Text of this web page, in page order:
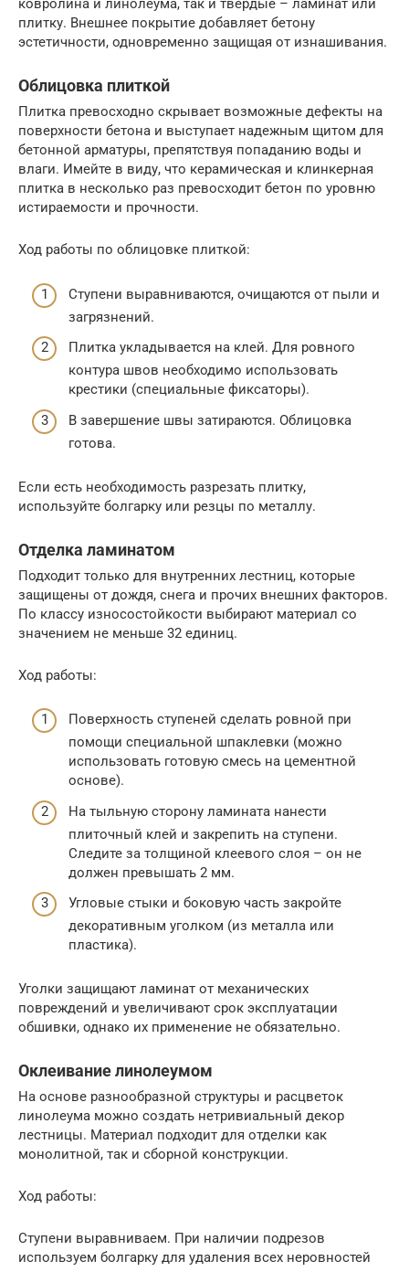
ковролина и линолеума, так и твердые – ламинат или
плитку. Внешнее покрытие добавляет бетону
эстетичности, одновременно защищая от изнашивания.
Облицовка плиткой
Плитка превосходно скрывает возможные дефекты на
поверхности бетона и выступает надежным щитом для
бетонной арматуры, препятствуя попаданию воды и
влаги. Имейте в виду, что керамическая и клинкерная
плитка в несколько раз превосходит бетон по уровню
истираемости и прочности.
Ход работы по облицовке плиткой:
Ступени выравниваются, очищаются от пыли и
загрязнений.
Плитка укладывается на клей. Для ровного
контура швов необходимо использовать
крестики (специальные фиксаторы).
В завершение швы затираются. Облицовка
готова.
Если есть необходимость разрезать плитку,
используйте болгарку или резцы по металлу.
Отделка ламинатом
Подходит только для внутренних лестниц, которые
защищены от дождя, снега и прочих внешних факторов.
По классу износостойкости выбирают материал со
значением не меньше 32 единиц.
Ход работы:
Поверхность ступеней сделать ровной при
помощи специальной шпаклевки (можно
использовать готовую смесь на цементной
основе).
На тыльную сторону ламината нанести
плиточный клей и закрепить на ступени.
Следите за толщиной клеевого слоя – он не
должен превышать 2 мм.
Угловые стыки и боковую часть закройте
декоративным уголком (из металла или
пластика).
Уголки защищают ламинат от механических
повреждений и увеличивают срок эксплуатации
обшивки, однако их применение не обязательно.
Оклеивание линолеумом
На основе разнообразной структуры и расцветок
линолеума можно создать нетривиальный декор
лестницы. Материал подходит для отделки как
монолитной, так и сборной конструкции.
Ход работы:
Ступени выравниваем. При наличии подрезов
используем болгарку для удаления всех неровностей